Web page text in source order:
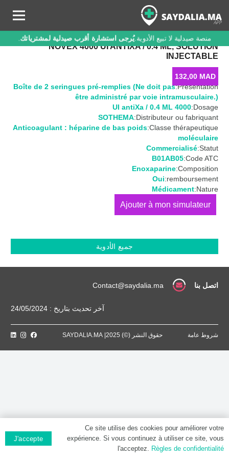
منصة صيدلية لا تبيع الأدوية.يُرجى استشارة أقرب صيدلية لمشترياتك.
NOVEX 4000 UI ANTIXA / 0.4 ML, SOLUTION
INJECTABLE
132,00 MAD
Présentation:
Boîte de 2 seringues pré-remplies (Ne doit pas
être administré par voie intramusculaire.)
Dosage:
4000 UI antiXa / 0.4 ML
Distributeur ou fabriquant:
SOTHEMA
Classe thérapeutique:
Anticoagulant : héparine de bas poids
moléculaire
Statut:
Commercialisé
Code ATC:
B01AB05
Composition:
Enoxaparine
remboursement:
Oui
Nature:
Médicament
كمية
UI
ml,
Solution
جميع الأدوية
اتصل بنا Contact@saydalia.ma
آخر تحديث بتاريخ : 24/05/2024
شروط عامة حقوق النشر (©) 2025| SAYDALIA.MA
Ce site utilise des cookies pour améliorer votre
expérience. Si vous continuez à utiliser ce site, vous
l'acceptez. Règles de confidentialité
J'accepte